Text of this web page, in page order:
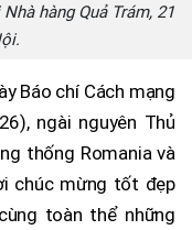
hàng Quả Trám, 21
Báo chí Cách mạng
ngài nguyên Thủ
thống Romania và
chúc mừng tốt đẹp
toàn thể những